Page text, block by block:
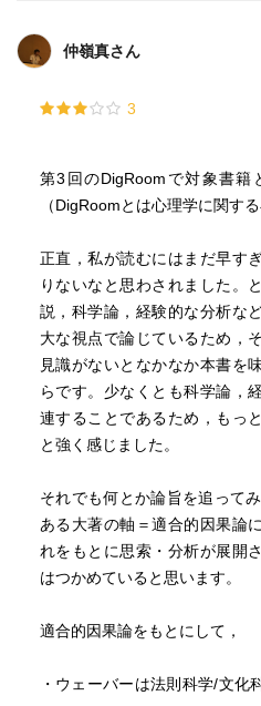
仲嶺真さん
3
第3回のDigRoomで対象書籍
（DigRoomとは心理学に関す
正直，私が読むにはまだ早す
りないなと思わされました。
説，科学論，経験的な分析な
大な視点で論じているため，
見識がないとなかなか本書を
らです。少なくとも科学論，
連することであるため，もっ
と強く感じました。
それでも何とか論旨を追って
ある大著の軸＝適合的因果論
れをもとに思索・分析が展開
はつかめていると思います。
適合的因果論をもとにして，
・ウェーバーは法則科学/文化